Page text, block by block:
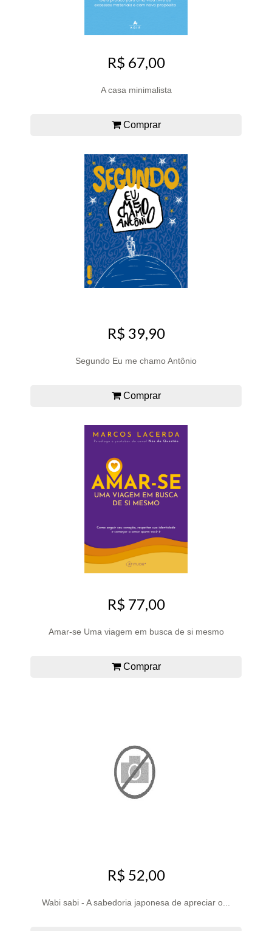
R$ 67,00
A casa minimalista
Comprar
R$ 39,90
Segundo Eu me chamo Antônio
Comprar
R$ 77,00
Amar-se Uma viagem em busca de si mesmo
Comprar
R$ 52,00
Wabi sabi - A sabedoria japonesa de apreciar o...